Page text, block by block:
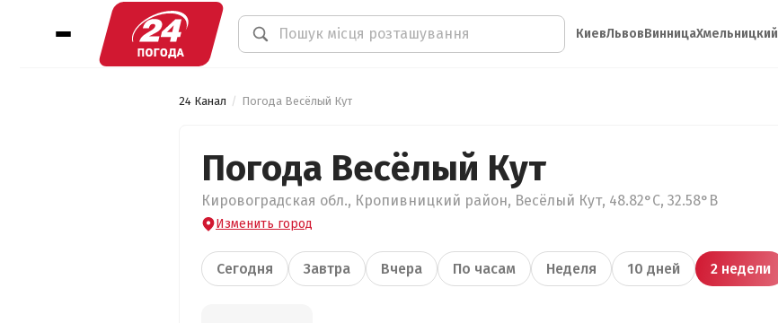
КиевЛьвовВинницаХмельницкий
24 Канал Погода Весёлый Кут
Погода Весёлый Кут
Кировоградская обл., Кропивницкий район, Весёлый Кут, 48.82°С, 32.58°В
Изменить город
Сегодня Завтра Вчера По часам Неделя 10 дней 2 недели